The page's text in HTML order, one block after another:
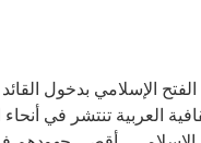
الإسلامي بدخول
، أصبحت اللغة العربية والثقافية العربية